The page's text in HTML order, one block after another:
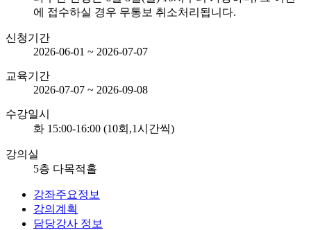
에 접수하실 경우 무통보 취소처리됩니다.
신청기간
2026-06-01 ~ 2026-07-07
교육기간
2026-07-07 ~ 2026-09-08
수강일시
화 15:00-16:00 (10회,1시간씩)
강의실
5층 다목적홀
강좌주요정보
강의계획
담당강사 정보